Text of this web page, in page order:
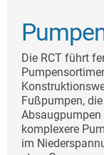
Die RCT führt
Fußpumpen,
komplexere
im